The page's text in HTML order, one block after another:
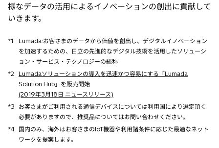
様なデータの活用によるイノベーションの創出に貢献して
いきます。
*1
Lumada:お客さまのデータから価値を創出し、デジタルイノベーション
を加速するための、日立の先進的なデジタル技術を活用したソリューシ
ョン・サービス・テクノロジーの総称
*2 Lumadaソリューションの導入を迅速かつ容易にする「Lumada
Solution Hub」を販売開始
(2019年3月18日 ニュースリリース)
*3
お客さまがご利用される通信デバイスについては利用国により選定頂く
必要がありますので、推奨品についてはお問い合わせください。
*4 国内のみ、海外はお客さまのIoT機器や利用諸条件に応じた最適なネット
ワークを提案します。